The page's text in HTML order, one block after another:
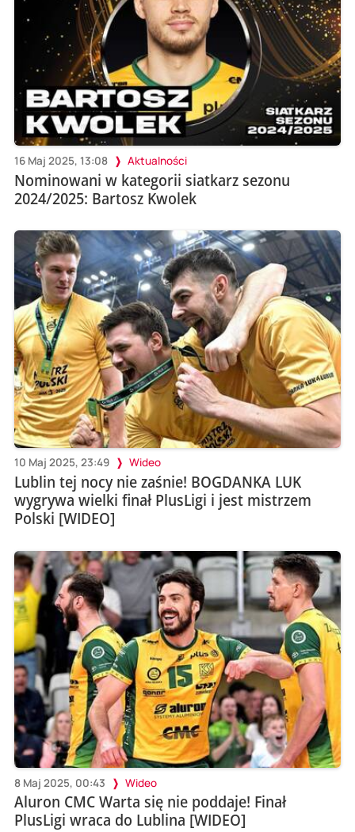
16 Maj 2025, 13:08 Aktualności
Nominowani w kategorii siatkarz sezonu
2024/2025: Bartosz Kwolek
10 Maj 2025, 23:49 Wideo
Lublin tej nocy nie zaśnie! BOGDANKA LUK
wygrywa wielki finał PlusLigi i jest mistrzem
Polski [WIDEO]
8 Maj 2025, 00:43 Wideo
Aluron CMC Warta się nie poddaje! Finał
PlusLigi wraca do Lublina [WIDEO]